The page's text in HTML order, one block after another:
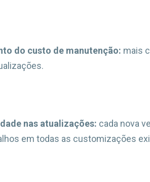
do custo de manutenção: mais
nas atualizações: cada nova
em todas as customizações